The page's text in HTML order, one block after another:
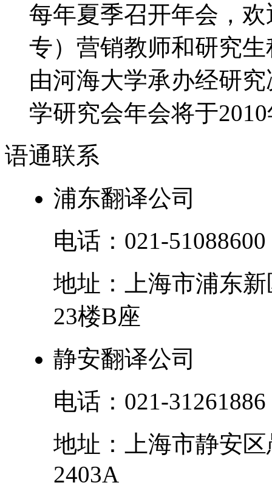
每年夏季召开年会，
专）营销教师和研究
由河海大学承办经研
学研究会年会将于
语通联系
浦东翻译公司
电话： 021-51088600
地址：
上海市浦东新
23楼B座
静安翻译公司
电话： 021-31261886
地址：
上海市静安区
2403A